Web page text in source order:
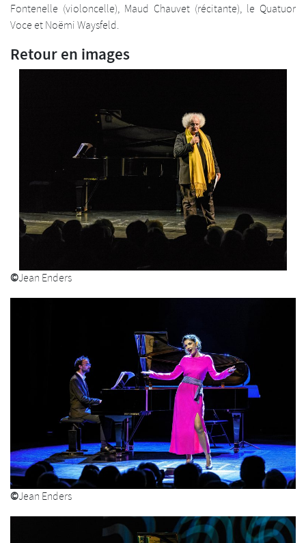
Fontenelle (violoncelle), Maud Chauvet (récitante), le Quatuor
Voce et Noëmi Waysfeld.
Retour en images
©Jean Enders
©Jean Enders